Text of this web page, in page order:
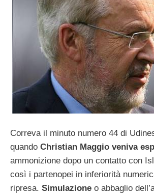
Correva il minuto numero 44 di
quando Christian Maggio veniva
ammonizione dopo un contatto con
così i partenopei in inferiorità
ripresa. Simulazione o abbaglio